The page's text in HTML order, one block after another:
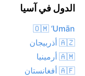
الدول في آسيا
🇴🇲 ‘Umān
🇦🇿 أذربيجان
🇦🇲 أرمينيا
🇦🇫 أفغانستان